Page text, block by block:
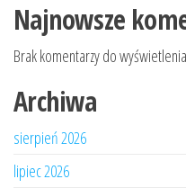
Najnowsze
Brak komentarzy do
Archiwa
sierpień 2026
lipiec 2026